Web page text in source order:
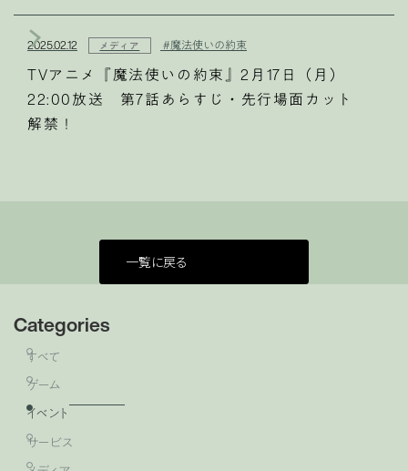
Categories
すべて
ゲーム
イベント
サービス
2025.02.12 メディア #魔法使いの約束
TVアニメ『魔法使いの約束』2月17日（月）
22:00放送 第7話あらすじ・先行場面カット
解禁！
一覧に戻る